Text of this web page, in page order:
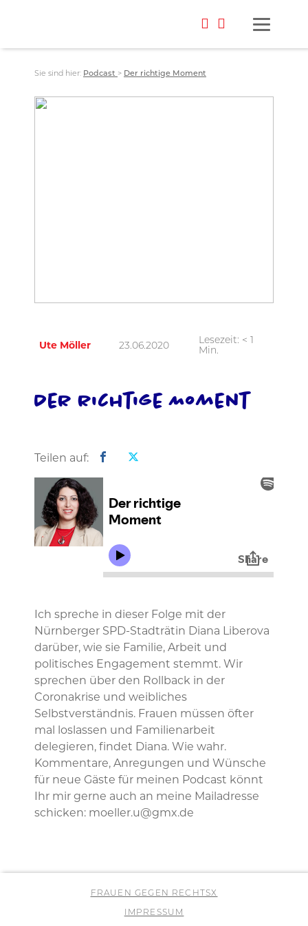
Sie sind hier: Podcast > Der richtige Moment
Ute Möller 23.06.2020 Lesezeit: < 1
Min.
Der richtige Moment
Teilen auf:
Ich spreche in dieser Folge mit der
Nürnberger SPD-Stadträtin Diana Liberova
darüber, wie sie Familie, Arbeit und
politisches Engagement stemmt. Wir
sprechen über den Rollback in der
Coronakrise und weibliches
Selbstverständnis. Frauen müssen öfter
mal loslassen und Familienarbeit
delegieren, findet Diana. Wie wahr.
Kommentare, Anregungen und Wünsche
für neue Gäste für meinen Podcast könnt
Ihr mir gerne auch an meine Mailadresse
schicken: moeller.u@gmx.de
FRAUEN GEGEN RECHTSX
IMPRESSUM